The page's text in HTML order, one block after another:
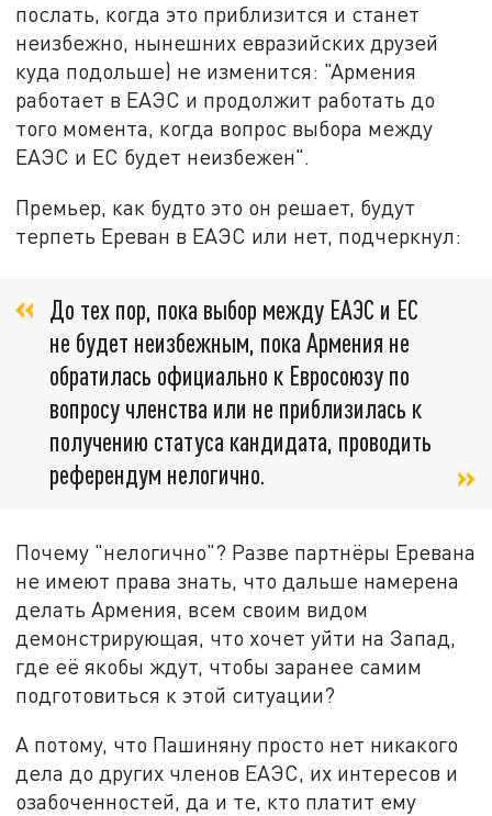
послать, когда это приблизится и станет
неизбежно, нынешних евразийских друзей
куда подольше) не изменится: "Армения
работает в ЕАЭС и продолжит работать до
того момента, когда вопрос выбора между
ЕАЭС и ЕС будет неизбежен".
Премьер, как будто это он решает, будут
терпеть Ереван в ЕАЭС или нет, подчеркнул:
До тех пор, пока выбор между ЕАЭС и ЕС
не будет неизбежным, пока Армения не
обратилась официально к Евросоюзу по
вопросу членства или не приблизилась к
получению статуса кандидата, проводить
референдум нелогично.
Почему "нелогично"? Разве партнёры Еревана
не имеют права знать, что дальше намерена
делать Армения, всем своим видом
демонстрирующая, что хочет уйти на Запад,
где её якобы ждут, чтобы заранее самим
подготовиться к этой ситуации?
А потому, что Пашиняну просто нет никакого
дела до других членов ЕАЭС, их интересов и
озабоченностей, да и те, кто платит ему